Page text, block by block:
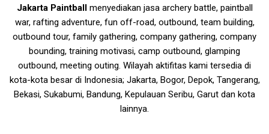
Jakarta Paintballmenyediakan jasa archery battle, paintball
war, rafting adventure, fun off-road, outbound, team building,
outbound tour, family gathering, company gathering, company
bounding, training motivasi, camp outbound, glamping
outbound, meeting outing. Wilayah aktifitas kami tersedia di
kota-kota besar di Indonesia; Jakarta, Bogor, Depok, Tangerang,
Bekasi, Sukabumi, Bandung, Kepulauan Seribu, Garut dan kota
lainnya.